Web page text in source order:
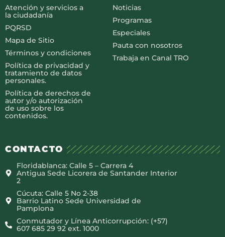
Atención y servicios a
la ciudadanía
PQRSD
Mapa de Sitio
Términos y condiciones
Política de privacidad y
tratamiento de datos
personales.
Política de derechos de
autor y/o autorización
de uso sobre los
contenidos.
Noticias
Programas
Especiales
Pauta con nosotros
Trabaja en Canal TRO
CONTACTO
Floridablanca: Calle 5 – Carrera 4
Antigua Sede Licorera de Santander Interior
2
Cúcuta: Calle 5 No 2-38
Barrio Latino Sede Universidad de
Pamplona
Conmutador y Línea Anticorrupción: (+57)
607 685 29 92 ext. 1000